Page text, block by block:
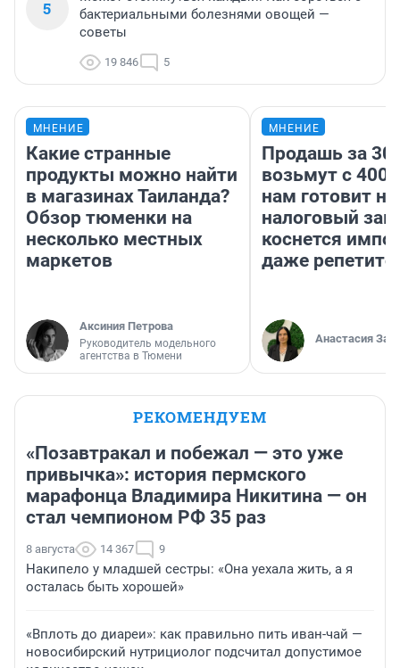
5
бактериальными болезнями овощей —
советы
19 846 5
МНЕНИЕ
Какие странные
продукты можно найти
в магазинах Таиланда?
Обзор тюменки на
несколько местных
маркетов
Аксиния Петрова
Руководитель модельного
агентства в Тюмени
МНЕНИЕ
Продашь за
возьмут с
нам готовит
налоговый
коснется
даже
Анастасия
РЕКОМЕНДУЕМ
«Позавтракал и побежал — это уже
привычка»: история пермского
марафонца Владимира Никитина — он
стал чемпионом РФ 35 раз
8 августа 14 367 9
Накипело у младшей сестры: «Она уехала жить, а я
осталась быть хорошей»
«Вплоть до диареи»: как правильно пить иван-чай —
новосибирский нутрициолог подсчитал допустимое